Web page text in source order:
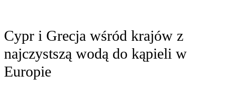
Cypr i Grecja wśród krajów z
najczystszą wodą do kąpieli w
Europie